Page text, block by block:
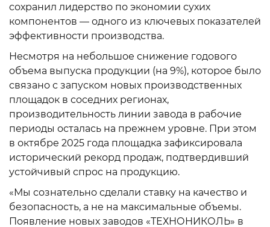
сохранил лидерство по экономии сухих
компонентов — одного из ключевых показателей
эффективности производства.
Несмотря на небольшое снижение годового
объема выпуска продукции (на 9%), которое было
связано с запуском новых производственных
площадок в соседних регионах,
производительность линии завода в рабочие
периоды осталась на прежнем уровне. При этом
в октябре 2025 года площадка зафиксировала
исторический рекорд продаж, подтвердивший
устойчивый спрос на продукцию.
«Мы сознательно сделали ставку на качество и
безопасность, а не на максимальные объемы.
Появление новых заводов «ТЕХНОНИКОЛЬ» в